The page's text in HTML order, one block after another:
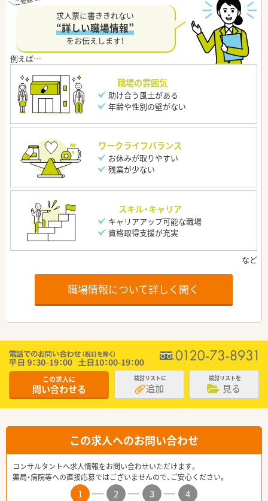
求人票に書ききれない
“詳しい職場情報”
をお伝えします！
職場の雰囲気
助け合う風土がある
年齢や性別の壁がない
ワークライフバランス
お休みが取りやすい
残業が少ない
スキル・キャリア
キャリアアップ可能な職場
資格取得支援が充実
職場情報について詳しく聞く
この求人に
問い合わせる
検討リストに
追加
検討リストを
見る
この求人へのお問い合わせ
コンサルタントへ求人情報をお問い合わせいただけます。
薬局・病院等への直接応募ではございませんので、ご安心ください。
1 2 3 4